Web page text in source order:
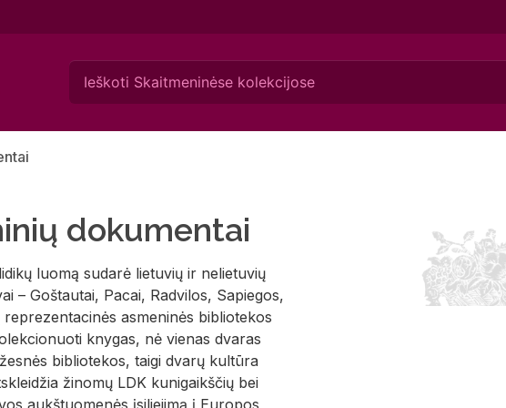
dokumentai
luomą sudarė lietuvių ir nelietuvių
– Goštautai, Pacai, Radvilos, Sapiegos,
asmeninės bibliotekos
knygas, nė vienas dvaras
bibliotekos, taigi dvarų kultūra
žinomų LDK kunigaikščių bei
aukštuomenės įsiliejimą į Europos